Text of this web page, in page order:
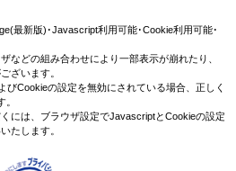
最新版)･Javascript利用可能･Cookie利用可能･
などの組み合わせにより一部表示が崩れたり、
ざいます。
Cookieの設定を無効にされている場合、正しく
には、ブラウザ設定でJavascriptとCookieの設定
たします。